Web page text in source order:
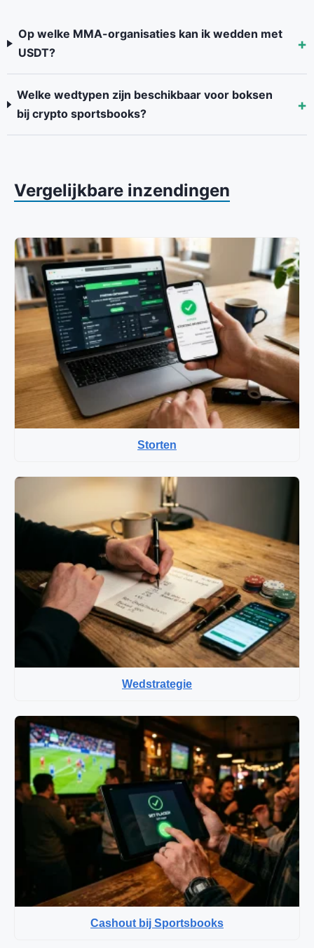
Op welke MMA-organisaties kan ik wedden met
USDT?
Welke wedtypen zijn beschikbaar voor boksen
bij crypto sportsbooks?
Vergelijkbare inzendingen
Storten
Wedstrategie
Cashout bij Sportsbooks